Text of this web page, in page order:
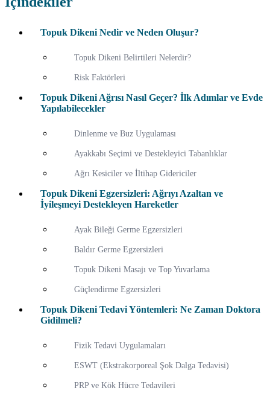
Topuk Dikeni Nedir ve Neden Oluşur?
Topuk Dikeni Belirtileri Nelerdir?
Risk Faktörleri
Topuk Dikeni Ağrısı Nasıl Geçer? İlk Adımlar ve Evde
Yapılabilecekler
Dinlenme ve Buz Uygulaması
Ayakkabı Seçimi ve Destekleyici Tabanlıklar
Ağrı Kesiciler ve İltihap Gidericiler
Topuk Dikeni Egzersizleri: Ağrıyı Azaltan ve
İyileşmeyi Destekleyen Hareketler
Ayak Bileği Germe Egzersizleri
Baldır Germe Egzersizleri
Topuk Dikeni Masajı ve Top Yuvarlama
Güçlendirme Egzersizleri
Topuk Dikeni Tedavi Yöntemleri: Ne Zaman Doktora
Gidilmeli?
Fizik Tedavi Uygulamaları
ESWT (Ekstrakorporeal Şok Dalga Tedavisi)
PRP ve Kök Hücre Tedavileri